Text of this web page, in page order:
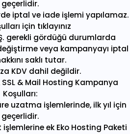
geçerlidir.
iptal ve iade işlemi yapılamaz.
için tıklayınız
gerekli gördüğü durumlarda
veya kampanyayı iptal
saklı tutar.
KDV dahil değildir.
& Mail Hosting Kampanya
Koşulları:
uzatma işlemlerinde, ilk yıl için
geçerlidir.
ek Eko Hosting Paketi